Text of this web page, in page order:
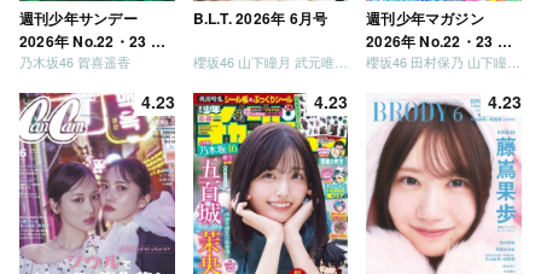
週刊少年サンデー
2026年 No.22・23 合
併号
乃木坂46 賀喜遥香
B.L.T. 2026年 6月号
櫻坂46 山下瞳月 武元唯衣 / 乃木坂46 海邉朱莉
週刊少年マガジン
2026年 No.22・23 合
併号
4.23 4.23 4.23